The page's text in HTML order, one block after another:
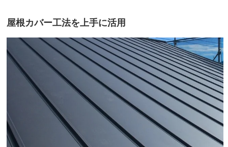
屋根カバー工法を上手に活用